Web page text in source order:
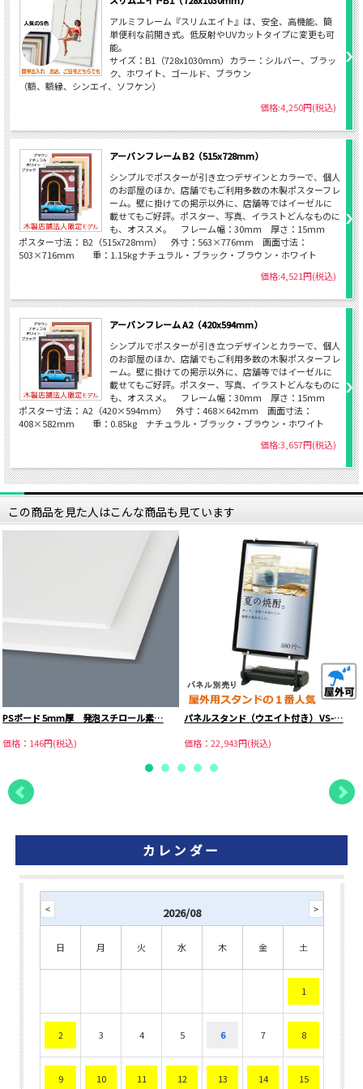
アルミフレーム『スリムエイト』は、安全、高機能、簡
単便利な前開き式。低反射やUVカットタイプに変更も可
能。
サイズ：B1（728x1030mm）カラー：シルバー、ブラッ
ク、ホワイト、ゴールド、ブラウン
（額、額縁、シンエイ、ソフケン）
価格:4,250円(税込)
アーバンフレーム B2（515x728mm）
シンプルでポスターが引き立つデザインとカラーで、個人
のお部屋のほか、店舗でもご利用多数の木製ポスターフレ
ーム。壁に掛けての掲示以外に、店舗等ではイーゼルに
載せてもご好評。ポスター、写真、イラストどんなものに
も、オススメ。 フレーム幅：30ｍｍ 厚さ：15ｍｍ
ポスター寸法： B2（515x728mm） 外寸：563×776mm 画面寸法：
503×716mm 重：1.15kg ナチュラル・ブラック・ブラウン・ホワイト
価格:4,521円(税込)
アーバンフレーム A2（420x594mm）
シンプルでポスターが引き立つデザインとカラーで、個人
のお部屋のほか、店舗でもご利用多数の木製ポスターフレ
ーム。壁に掛けての掲示以外に、店舗等ではイーゼルに
載せてもご好評。ポスター、写真、イラストどんなものに
も、オススメ。 フレーム幅：30ｍｍ 厚さ：15ｍｍ
ポスター寸法： A2（420×594mm） 外寸：468×642mm 画面寸法：
408×582mm 重：0.85kg ナチュラル・ブラック・ブラウン・ホワイト
価格:3,657円(税込)
この商品を見た人はこんな商品も見ています
PSボード 5mm厚 発泡スチロール素…
価格：146円(税込)
パネルスタンド（ウエイト付き） VS-…
価格：22,943円(税込)
カレンダー